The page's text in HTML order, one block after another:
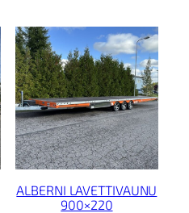
ALBERNI LAVETTIVAUNU
900×220